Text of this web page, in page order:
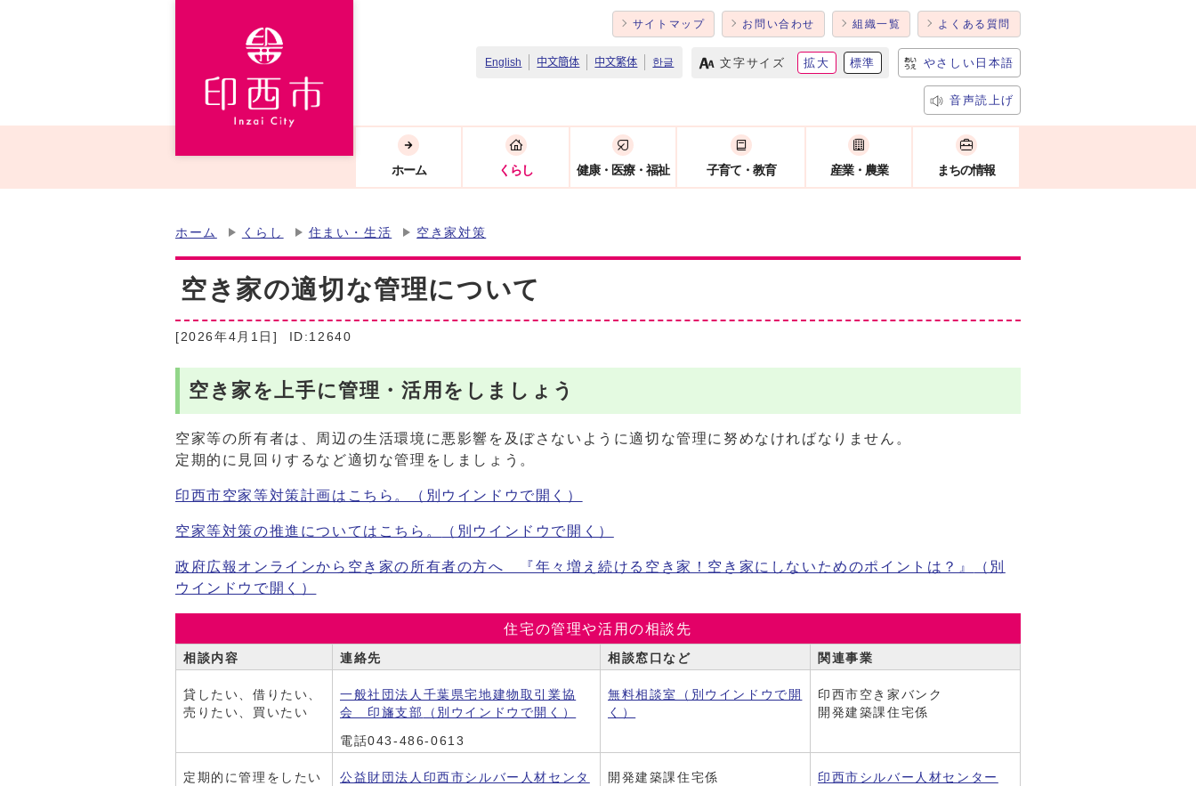
サイトマップ お問い合わせ 組織一覧 よくある質問
English 中文簡体 中文繁体 한글 文字サイズ 拡大 標準 やさしい日本語
音声読上げ
ホーム くらし 健康・医療・福祉 子育て・教育 産業・農業 まちの情報
ホーム くらし 住まい・生活 空き家対策
空き家の適切な管理について
[2026年4月1日] ID:12640
空き家を上手に管理・活用をしましょう
空家等の所有者は、周辺の生活環境に悪影響を及ぼさないように適切な管理に努めなければなりません。
定期的に見回りするなど適切な管理をしましょう。
印西市空家等対策計画はこちら。 （別ウインドウで開く）
空家等対策の推進についてはこちら。 （別ウインドウで開く）
政府広報オンラインから空き家の所有者の方へ 『年々増え続ける空き家！空き家にしないためのポイントは？』
（別
ウインドウで開く）
住宅の管理や活用の相談先
相談内容 連絡先 相談窓口など 関連事業
貸したい、借りたい、
売りたい、買いたい
一般社団法人千葉県宅地建物取引業協
会 印旛支部
（別ウインドウで開く）
電話043-486-0613
無料相談室
（別ウインドウで開
く）
印西市空き家バンク
開発建築課住宅係
定期的に管理をしたい
公益財団法人印西市シルバー人材センタ
開発建築課住宅係
印西市シルバー人材センター